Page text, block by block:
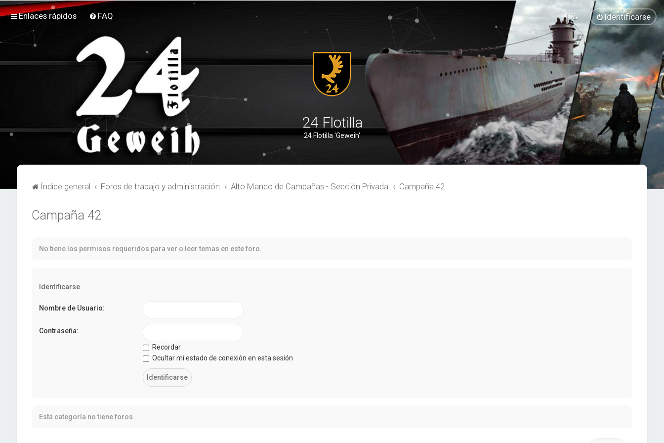
Enlaces rápidos FAQ Identificarse
24 Flotilla
24 Flotilla 'Geweih'
Índice general Foros de trabajo y administración Alto Mando de Campañas - Sección Privada Campaña 42
Campaña 42
No tiene los permisos requeridos para ver o leer temas en este foro.
Identificarse
Nombre de Usuario:
Contraseña:
Recordar
Ocultar mi estado de conexión en esta sesión
Está categoría no tiene foros.